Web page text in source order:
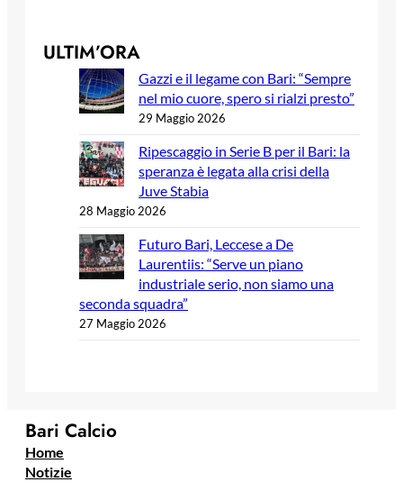
ULTIM’ORA
Gazzi e il legame con Bari: “Sempre
nel mio cuore, spero si rialzi presto”
29 Maggio 2026
Ripescaggio in Serie B per il Bari: la
speranza è legata alla crisi della
Juve Stabia
28 Maggio 2026
Futuro Bari, Leccese a De
Laurentiis: “Serve un piano
industriale serio, non siamo una
seconda squadra”
27 Maggio 2026
Bari Calcio
Home
Notizie